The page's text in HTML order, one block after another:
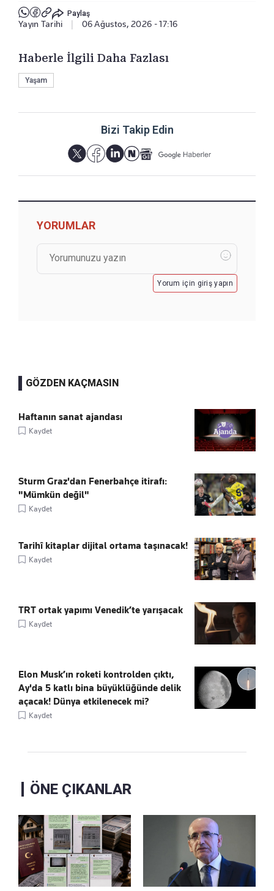
Paylaş
Yayın Tarihi 06 Ağustos, 2026 - 17:16
Haberle İlgili Daha Fazlası
Yaşam
Bizi Takip Edin
YORUMLAR
Yorum için giriş yapın
GÖZDEN KAÇMASIN
Haftanın sanat ajandası
Kaydet
Sturm Graz'dan Fenerbahçe itirafı:
"Mümkün değil"
Kaydet
Tarihî kitaplar dijital ortama taşınacak!
Kaydet
TRT ortak yapımı Venedik’te yarışacak
Kaydet
Elon Musk’ın roketi kontrolden çıktı,
Ay'da 5 katlı bina büyüklüğünde delik
açacak! Dünya etkilenecek mi?
Kaydet
ÖNE ÇIKANLAR